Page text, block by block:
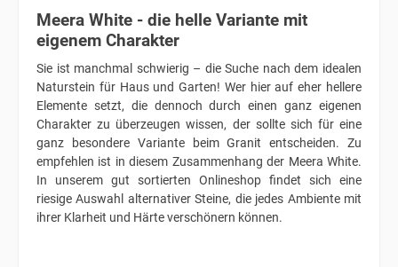
Meera White - die helle Variante mit
eigenem Charakter
Sie ist manchmal schwierig – die Suche nach dem idealen
Naturstein für Haus und Garten! Wer hier auf eher hellere
Elemente setzt, die dennoch durch einen ganz eigenen
Charakter zu überzeugen wissen, der sollte sich für eine
ganz besondere Variante beim Granit entscheiden. Zu
empfehlen ist in diesem Zusammenhang der Meera White.
In unserem gut sortierten Onlineshop findet sich eine
riesige Auswahl alternativer Steine, die jedes Ambiente mit
ihrer Klarheit und Härte verschönern können.